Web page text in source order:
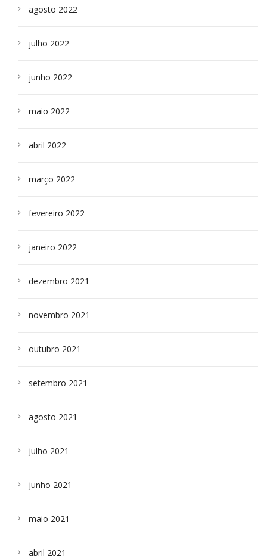
agosto 2022
julho 2022
junho 2022
maio 2022
abril 2022
março 2022
fevereiro 2022
janeiro 2022
dezembro 2021
novembro 2021
outubro 2021
setembro 2021
agosto 2021
julho 2021
junho 2021
maio 2021
abril 2021